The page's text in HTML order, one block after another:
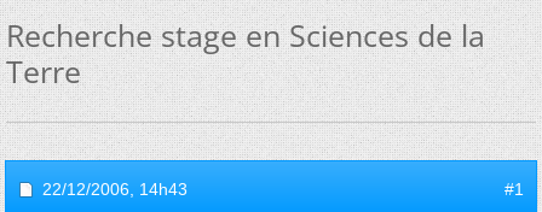
Recherche stage en Sciences de la
Terre
22/12/2006, 14h43 #1